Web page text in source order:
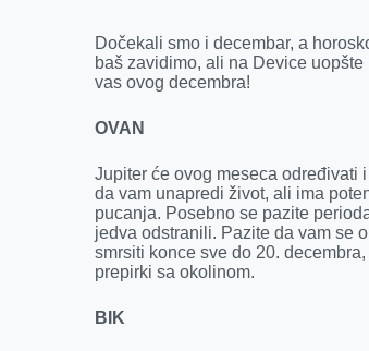
o
k
g
e
I
p
Dočekali smo i decembar, a
baš zavidimo, ali na Device
vas ovog decembra!
OVAN
Jupiter će ovog meseca određivati
da vam unapredi život, ali ima
pucanja. Posebno se pazite
jedva odstranili. Pazite da vam se
smrsiti konce sve do 20.
prepirki sa okolinom.
BIK